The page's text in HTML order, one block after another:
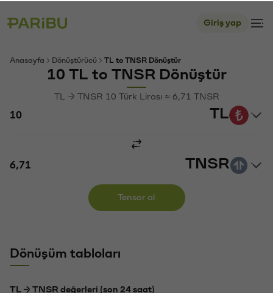
Giriş yap
Anasayfa Dönüştürücü TL to TNSR Dönüştür
10 TL to TNSR Dönüştür
TL → TNSR 10 Türk Lirası ≈ 6,71 TNSR
TL
TNSR
Tensor al
Dönüşüm tabloları
TL → TNSR değerleri (son 24 saat)